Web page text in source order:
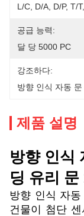
L/C, D/A, D/P, T/
공급 능력:
달 당 5000 PC
강조하다:
방향 인식 자동 문
제품 설명
방향 인식
딩 유리 문
방향 인식 자
건물이 첨단